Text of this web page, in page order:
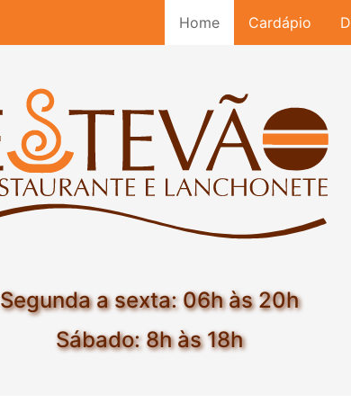
Home Cardápio
Segunda a sexta: 06h às 20h
Sábado: 8h às 18h